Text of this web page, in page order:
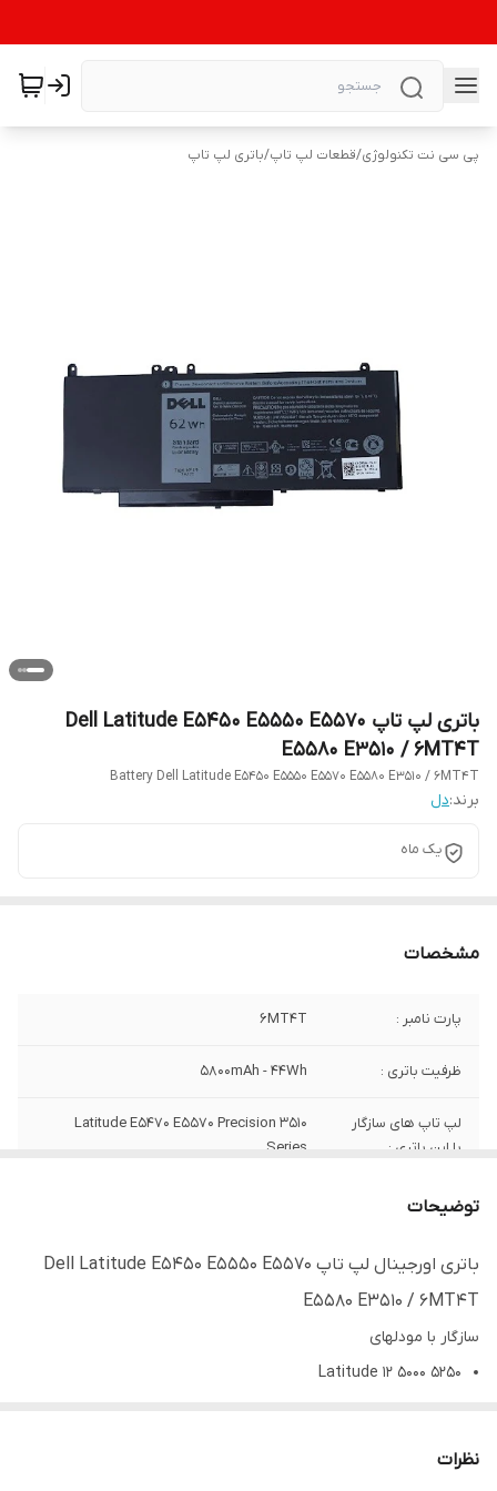
پی سی نت تکنولوژی/قطعات لپ تاپ/باتری لپ تاپ
باتری لپ تاپ Dell Latitude E5450 E5550 E5570
E5580 E3510 / 6MT4T
Battery Dell Latitude E5450 E5550 E5570 E5580 E3510 / 6MT4T
برند:دل
یک ماه
مشخصات
پارت نامبر : 6MT4T
ظرفیت باتری : 5800mAh - 44Wh
لپ تاپ های سازگار
با این باتری :
Latitude E5470 E5570 Precision 3510
Series
کیفیت
توضیحات
باتری اورجینال لپ تاپ Dell Latitude E5450 E5550 E5570
E5580 E3510 / 6MT4T
سازگار با مودلهای
Latitude 12 5000 5250
نظرات